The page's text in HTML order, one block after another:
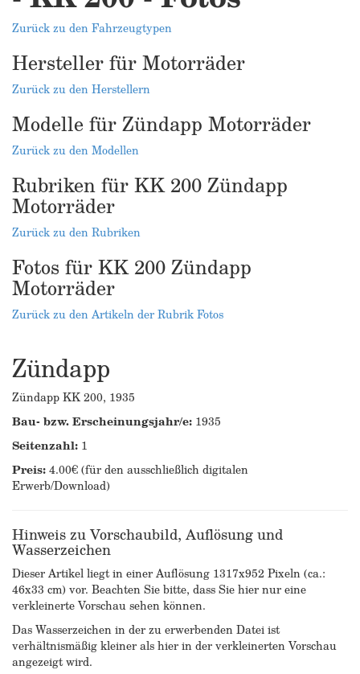
Zurück zu den Fahrzeugtypen
Hersteller für Motorräder
Zurück zu den Herstellern
Modelle für Zündapp Motorräder
Zurück zu den Modellen
Rubriken für KK 200 Zündapp
Motorräder
Zurück zu den Rubriken
Fotos für KK 200 Zündapp
Motorräder
Zurück zu den Artikeln der Rubrik Fotos
Zündapp
Zündapp KK 200, 1935
Bau- bzw. Erscheinungsjahr/e: 1935
Seitenzahl: 1
Preis:4.00€ (für den ausschließlich digitalen
Erwerb/Download)
Hinweis zu Vorschaubild, Auflösung und
Wasserzeichen
Dieser Artikel liegt in einer Auflösung 1317x952 Pixeln (ca.:
46x33 cm) vor. Beachten Sie bitte, dass Sie hier nur eine
verkleinerte Vorschau sehen können.
Das Wasserzeichen in der zu erwerbenden Datei ist
verhältnismäßig kleiner als hier in der verkleinerten Vorschau
angezeigt wird.